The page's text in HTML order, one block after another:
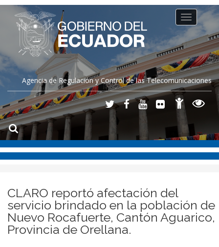
Agencia de Regulación y Control de las Telecomunicaciones
Toggle
navigation
CLARO reportó afectación del
servicio brindado en la población de
Nuevo Rocafuerte, Cantón Aguarico,
Provincia de Orellana.